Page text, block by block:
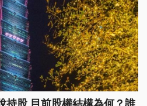
持股 目前股權結構為何？誰